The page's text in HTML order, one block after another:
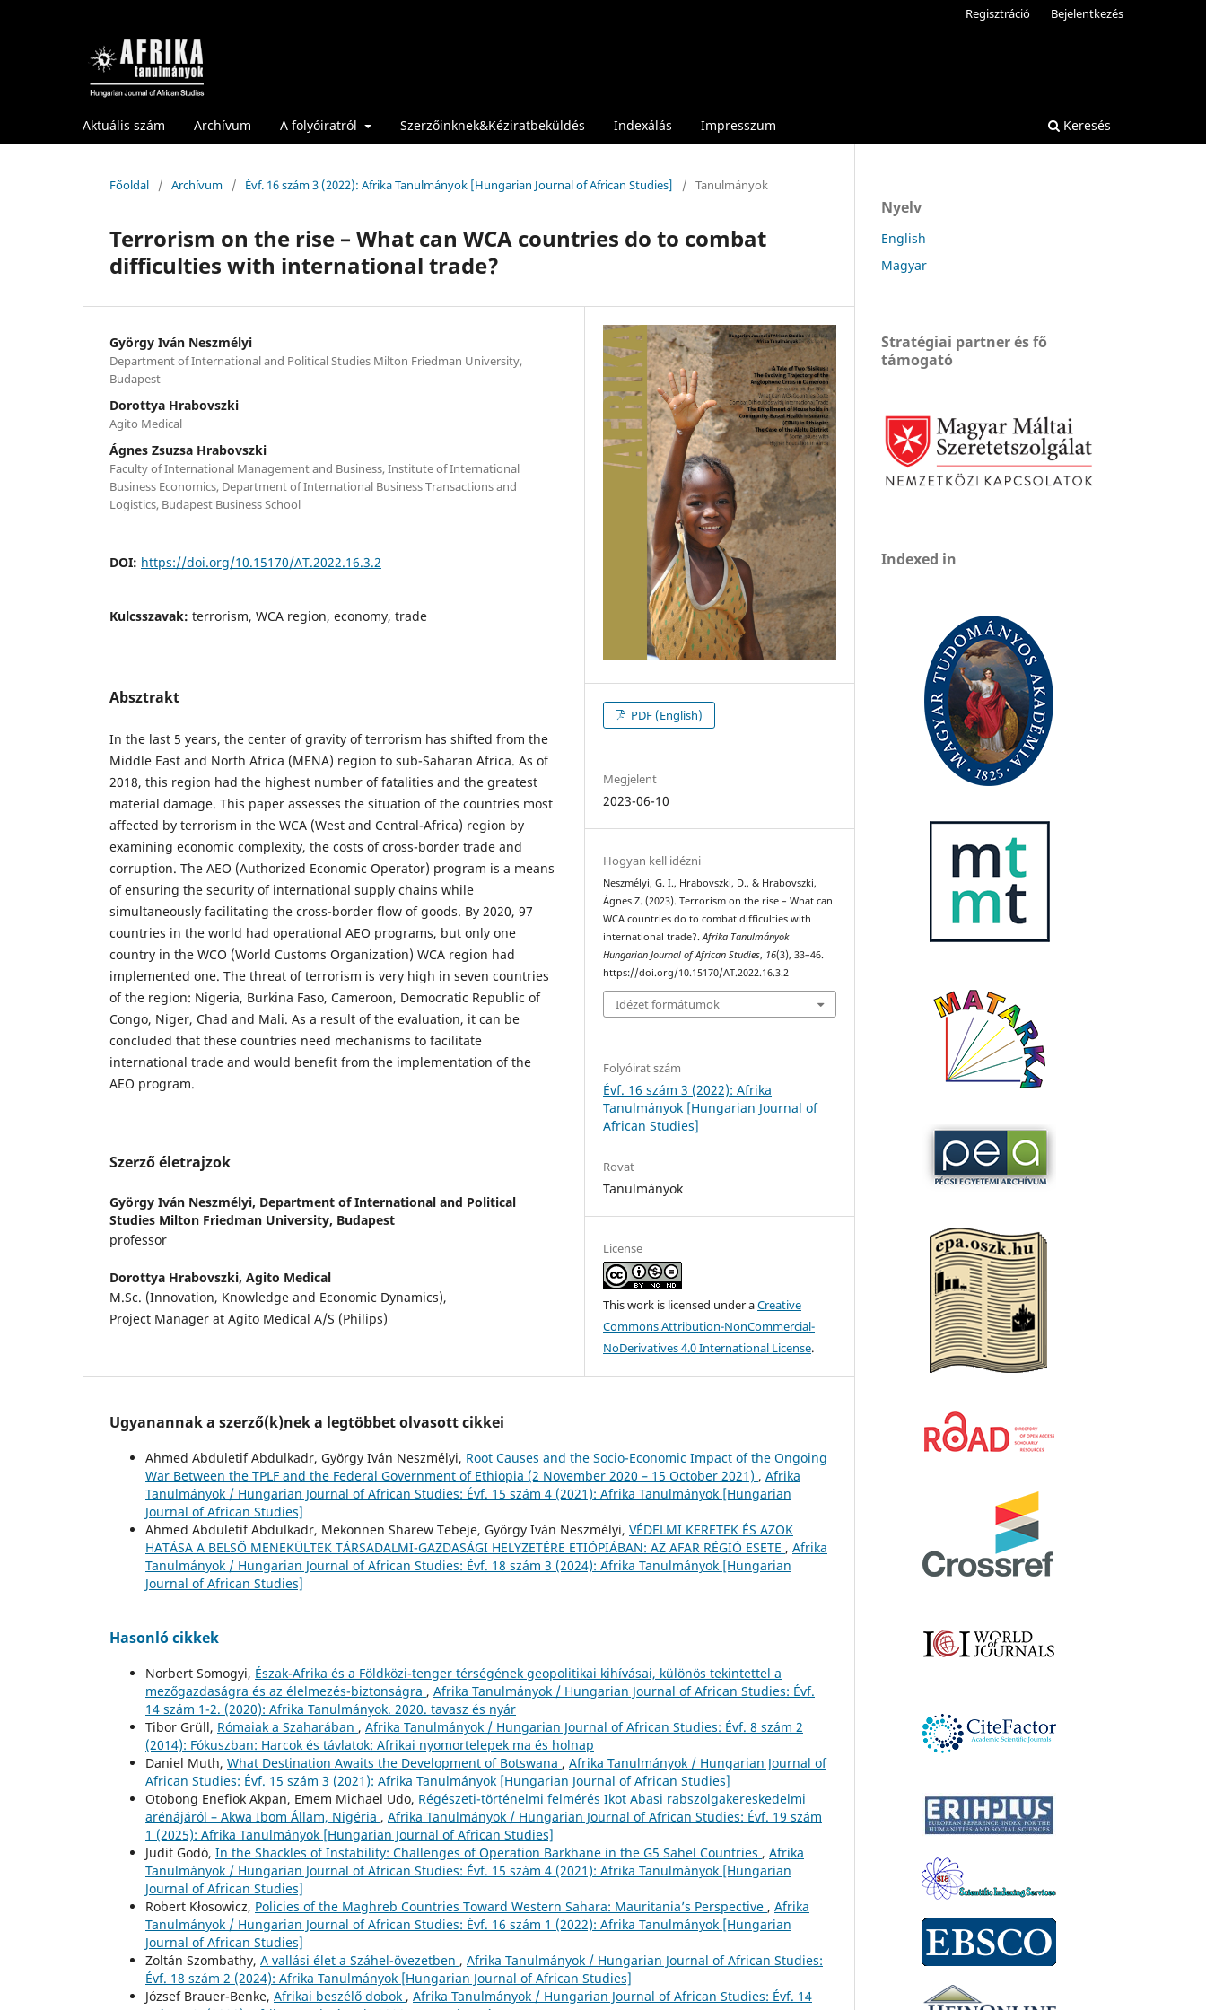
Aktuális szám Archívum A folyóiratról Szerzőinknek&Kéziratbeküldés Indexálás Impresszum Keresés
Regisztráció Bejelentkezés
Főoldal / Archívum / Évf. 16 szám 3 (2022): Afrika Tanulmányok [Hungarian Journal of African Studies] / Tanulmányok
Terrorism on the rise – What can WCA countries do to combat
difficulties with international trade?
György Iván Neszmélyi
Department of International and Political Studies Milton Friedman University,
Budapest
Dorottya Hrabovszki
Agito Medical
Ágnes Zsuzsa Hrabovszki
Faculty of International Management and Business, Institute of International
Business Economics, Department of International Business Transactions and
Logistics, Budapest Business School
DOI: https://doi.org/10.15170/AT.2022.16.3.2
Kulcsszavak: terrorism, WCA region, economy, trade
Absztrakt
In the last 5 years, the center of gravity of terrorism has shifted from the
Middle East and North Africa (MENA) region to sub-Saharan Africa. As of
2018, this region had the highest number of fatalities and the greatest
material damage. This paper assesses the situation of the countries most
affected by terrorism in the WCA (West and Central-Africa) region by
examining economic complexity, the costs of cross-border trade and
corruption. The AEO (Authorized Economic Operator) program is a means
of ensuring the security of international supply chains while
simultaneously facilitating the cross-border flow of goods. By 2020, 97
countries in the world had operational AEO programs, but only one
country in the WCO (World Customs Organization) WCA region had
implemented one. The threat of terrorism is very high in seven countries
of the region: Nigeria, Burkina Faso, Cameroon, Democratic Republic of
Congo, Niger, Chad and Mali. As a result of the evaluation, it can be
concluded that these countries need mechanisms to facilitate
international trade and would benefit from the implementation of the
AEO program.
Szerző életrajzok
György Iván Neszmélyi, Department of International and Political
Studies Milton Friedman University, Budapest
professor
Dorottya Hrabovszki, Agito Medical
M.Sc. (Innovation, Knowledge and Economic Dynamics),
Project Manager at Agito Medical A/S (Philips)
PDF (English)
Megjelent
2023-06-10
Hogyan kell idézni
Neszmélyi, G. I., Hrabovszki, D., & Hrabovszki,
Ágnes Z. (2023). Terrorism on the rise – What can
WCA countries do to combat difficulties with
international trade?.Afrika Tanulmányok
Hungarian Journal of African Studies, 16(3), 33–46.
https://doi.org/10.15170/AT.2022.16.3.2
Idézet formátumok
Folyóirat szám
Évf. 16 szám 3 (2022): Afrika
Tanulmányok [Hungarian Journal of
African Studies]
Rovat
Tanulmányok
License
This work is licensed under aCreative
Commons Attribution-NonCommercial-
NoDerivatives 4.0 International License.
Ugyanannak a szerző(k)nek a legtöbbet olvasott cikkei
Ahmed Abduletif Abdulkadr, György Iván Neszmélyi, Root Causes and the Socio-Economic Impact of the Ongoing
War Between the TPLF and the Federal Government of Ethiopia (2 November 2020 – 15 October 2021) , Afrika
Tanulmányok / Hungarian Journal of African Studies: Évf. 15 szám 4 (2021): Afrika Tanulmányok [Hungarian
Journal of African Studies]
Ahmed Abduletif Abdulkadr, Mekonnen Sharew Tebeje, György Iván Neszmélyi, VÉDELMI KERETEK ÉS AZOK
HATÁSA A BELSŐ MENEKÜLTEK TÁRSADALMI-GAZDASÁGI HELYZETÉRE ETIÓPIÁBAN: AZ AFAR RÉGIÓ ESETE , Afrika
Tanulmányok / Hungarian Journal of African Studies: Évf. 18 szám 3 (2024): Afrika Tanulmányok [Hungarian
Journal of African Studies]
Hasonló cikkek
Norbert Somogyi, Észak-Afrika és a Földközi-tenger térségének geopolitikai kihívásai, különös tekintettel a
mezőgazdaságra és az élelmezés-biztonságra , Afrika Tanulmányok / Hungarian Journal of African Studies: Évf.
14 szám 1-2. (2020): Afrika Tanulmányok. 2020. tavasz és nyár
Tibor Grüll, Rómaiak a Szaharában , Afrika Tanulmányok / Hungarian Journal of African Studies: Évf. 8 szám 2
(2014): Fókuszban: Harcok és távlatok: Afrikai nyomortelepek ma és holnap
Daniel Muth, What Destination Awaits the Development of Botswana , Afrika Tanulmányok / Hungarian Journal of
African Studies: Évf. 15 szám 3 (2021): Afrika Tanulmányok [Hungarian Journal of African Studies]
Otobong Enefiok Akpan, Emem Michael Udo, Régészeti-történelmi felmérés Ikot Abasi rabszolgakereskedelmi
arénájáról – Akwa Ibom Állam, Nigéria , Afrika Tanulmányok / Hungarian Journal of African Studies: Évf. 19 szám
1 (2025): Afrika Tanulmányok [Hungarian Journal of African Studies]
Judit Godó, In the Shackles of Instability: Challenges of Operation Barkhane in the G5 Sahel Countries , Afrika
Tanulmányok / Hungarian Journal of African Studies: Évf. 15 szám 4 (2021): Afrika Tanulmányok [Hungarian
Journal of African Studies]
Robert Kłosowicz, Policies of the Maghreb Countries Toward Western Sahara: Mauritania’s Perspective , Afrika
Tanulmányok / Hungarian Journal of African Studies: Évf. 16 szám 1 (2022): Afrika Tanulmányok [Hungarian
Journal of African Studies]
Zoltán Szombathy, A vallási élet a Száhel-övezetben , Afrika Tanulmányok / Hungarian Journal of African Studies:
Évf. 18 szám 2 (2024): Afrika Tanulmányok [Hungarian Journal of African Studies]
József Brauer-Benke, Afrikai beszélő dobok , Afrika Tanulmányok / Hungarian Journal of African Studies: Évf. 14
Nyelv
English
Magyar
Stratégiai partner és fő
támogató
Indexed in